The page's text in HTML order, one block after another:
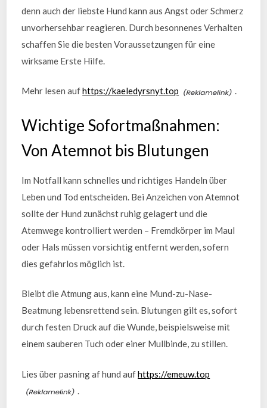
denn auch der liebste Hund kann aus Angst oder Schmerz
unvorhersehbar reagieren. Durch besonnenes Verhalten
schaffen Sie die besten Voraussetzungen für eine
wirksame Erste Hilfe.
Mehr lesen aufhttps://kaeledyrsnyt.top .
Wichtige Sofortmaßnahmen:
Von Atemnot bis Blutungen
Im Notfall kann schnelles und richtiges Handeln über
Leben und Tod entscheiden. Bei Anzeichen von Atemnot
sollte der Hund zunächst ruhig gelagert und die
Atemwege kontrolliert werden – Fremdkörper im Maul
oder Hals müssen vorsichtig entfernt werden, sofern
dies gefahrlos möglich ist.
Bleibt die Atmung aus, kann eine Mund-zu-Nase-
Beatmung lebensrettend sein. Blutungen gilt es, sofort
durch festen Druck auf die Wunde, beispielsweise mit
einem sauberen Tuch oder einer Mullbinde, zu stillen.
Lies über pasning af hund aufhttps://emeuw.top
.